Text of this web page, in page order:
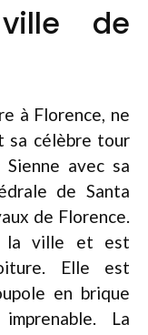
de
à Florence, ne
sa célèbre tour
avec sa
de Santa
de Florence.
la ville et est
Elle est
en brique
La